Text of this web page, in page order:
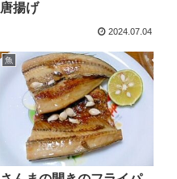
唐揚げ
2024.07.04
魚